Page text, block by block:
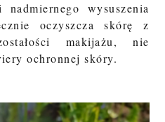
wysuszenia
oczyszcza skórę z
makijażu, nie
ochronnej skóry.